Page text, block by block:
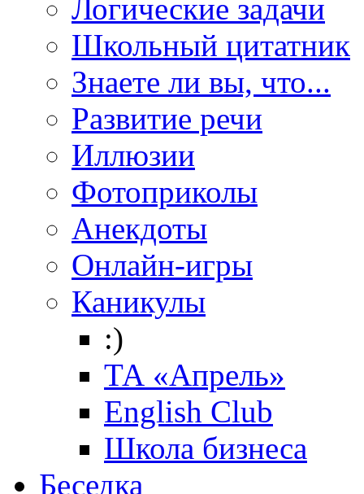
Логические задачи
Школьный цитатник
Знаете ли вы, что...
Развитие речи
Иллюзии
Фотоприколы
Анекдоты
Онлайн-игры
Каникулы
:)
ТА «Апрель»
English Club
Школа бизнеса
Беседка